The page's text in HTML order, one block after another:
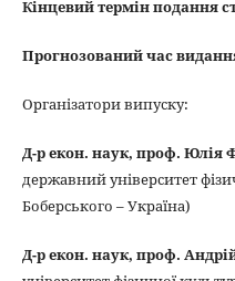
Кінцевий термін подання
Прогнозований час
Організатори випуску:
Д-р екон. наук, проф. Юлія
державний університет
Боберського – Україна)
Д-р екон. наук, проф.